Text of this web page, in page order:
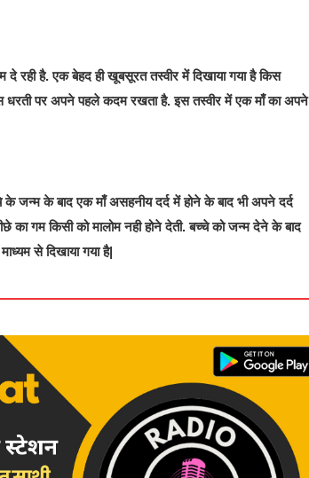
रही है. एक बेहद ही खूबसूरत तस्वीर में दिखाया गया है किस
धरती पर अपने पहले कदम रखता है. इस तस्वीर में एक माँ का अपने
जन्म के बाद एक माँ असहनीय दर्द में होने के बाद भी अपने दर्द
का गम किसी को मालोम नही होने देती. बच्चे को जन्म देने के बाद
से दिखाया गया है|